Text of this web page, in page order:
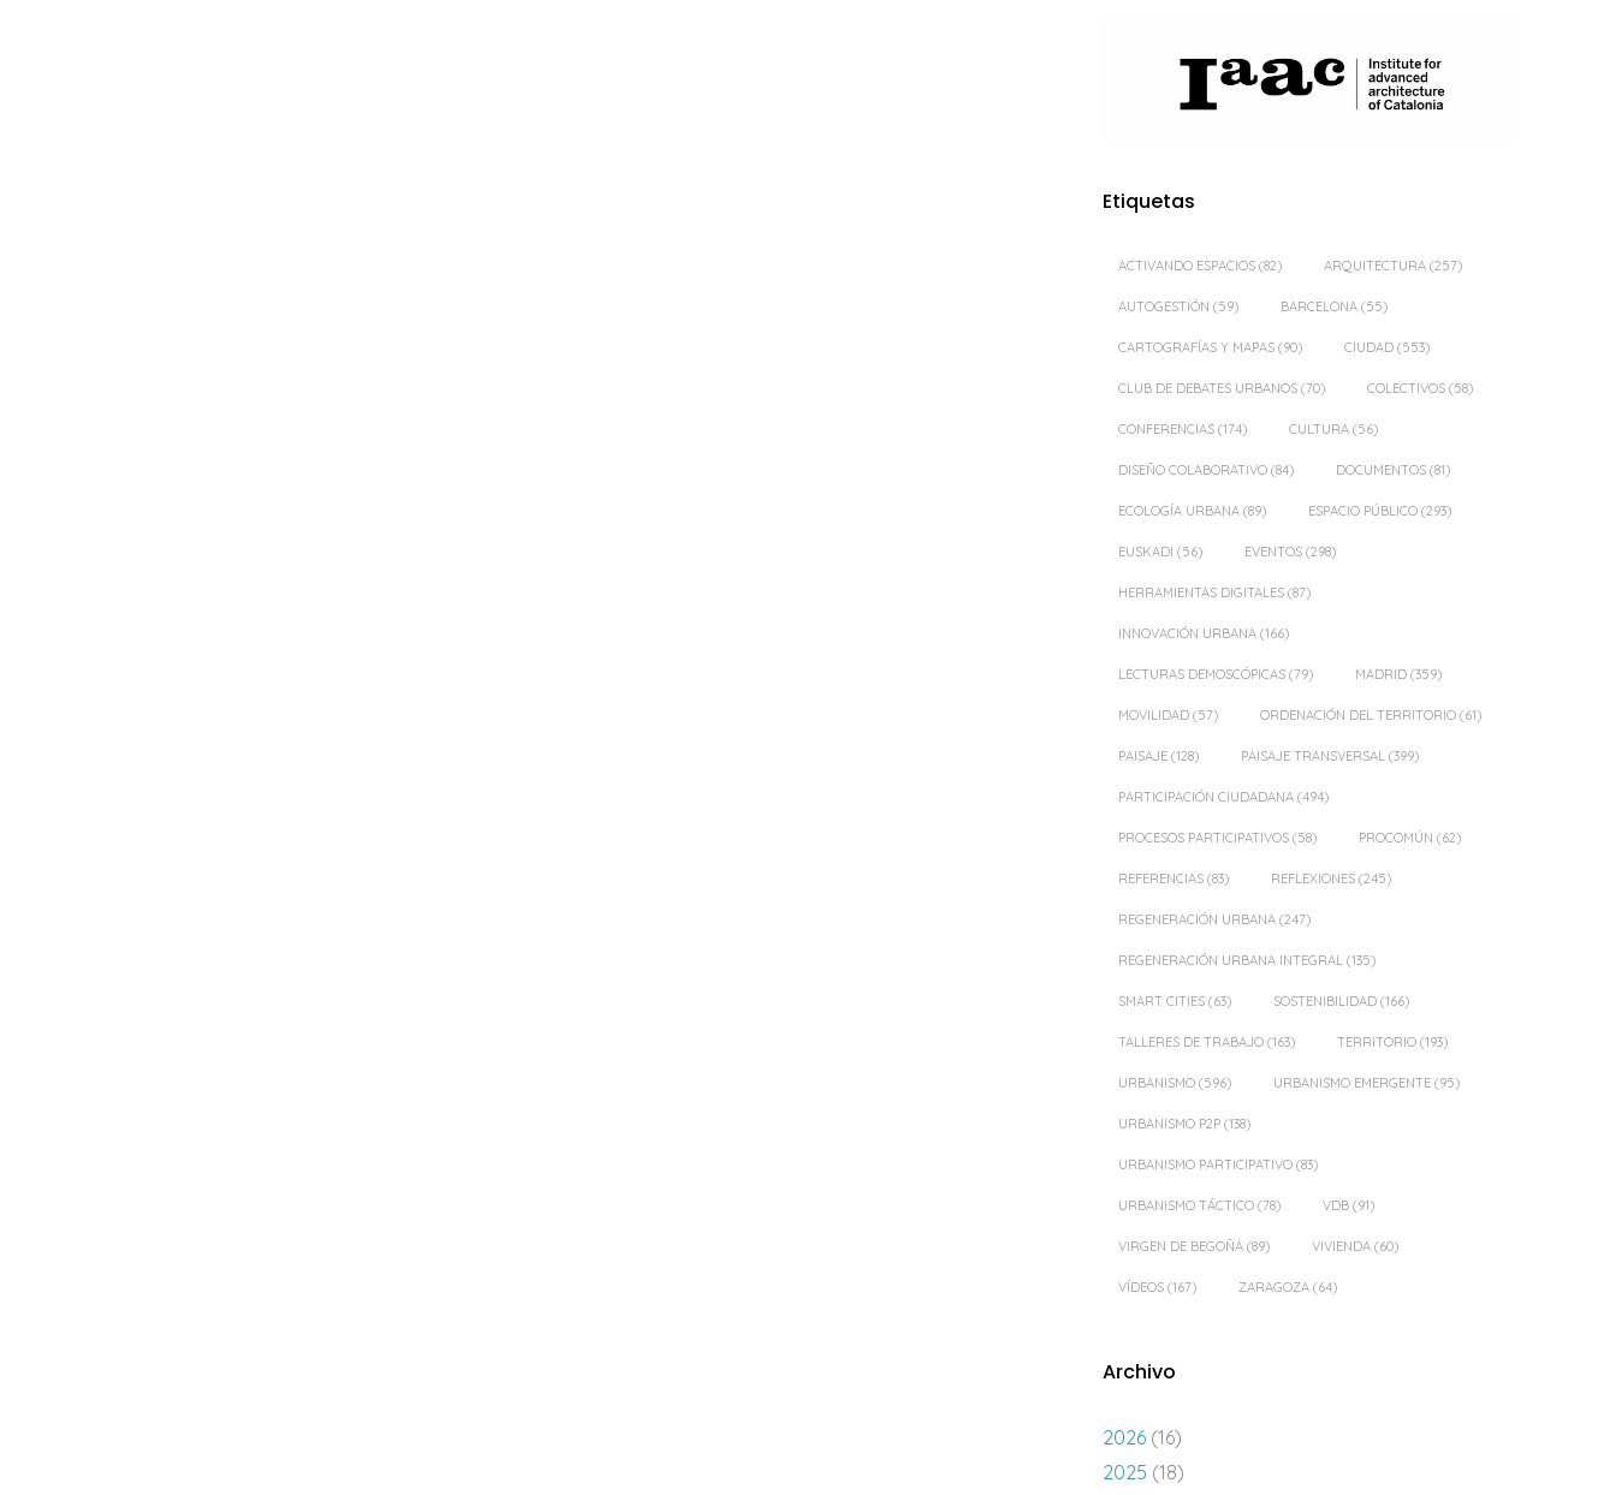
Etiquetas
ACTIVANDO ESPACIOS (82) ARQUITECTURA (257)
AUTOGESTIÓN (59) BARCELONA (55)
CARTOGRAFÍAS Y MAPAS (90) CIUDAD (553)
CLUB DE DEBATES URBANOS (70) COLECTIVOS (58)
CONFERENCIAS (174) CULTURA (56)
DISEÑO COLABORATIVO (84) DOCUMENTOS (81)
ECOLOGÍA URBANA (89) ESPACIO PÚBLICO (293)
EUSKADI (56) EVENTOS (298)
HERRAMIENTAS DIGITALES (87)
INNOVACIÓN URBANA (166)
LECTURAS DEMOSCÓPICAS (79) MADRID (359)
MOVILIDAD (57) ORDENACIÓN DEL TERRITORIO (61)
PAISAJE (128) PAISAJE TRANSVERSAL (399)
PARTICIPACIÓN CIUDADANA (494)
PROCESOS PARTICIPATIVOS (58) PROCOMÚN (62)
REFERENCIAS (83) REFLEXIONES (245)
REGENERACIÓN URBANA (247)
REGENERACIÓN URBANA INTEGRAL (135)
SMART CITIES (63) SOSTENIBILIDAD (166)
TALLERES DE TRABAJO (163) TERRITORIO (193)
URBANISMO (596) URBANISMO EMERGENTE (95)
URBANISMO P2P (138)
URBANISMO PARTICIPATIVO (83)
URBANISMO TÁCTICO (78) VDB (91)
VIRGEN DE BEGOÑA (89) VIVIENDA (60)
VÍDEOS (167) ZARAGOZA (64)
Archivo
2026 (16)
2025 (18)